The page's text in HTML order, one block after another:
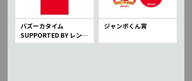
バズーカタイム
SUPPORTED BY レンズ
アップル
ジャンボくん賞